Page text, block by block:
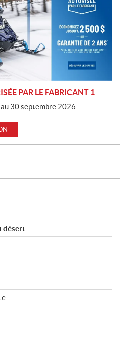
PAR LE FABRICANT 1
30 septembre 2026.
désert
: